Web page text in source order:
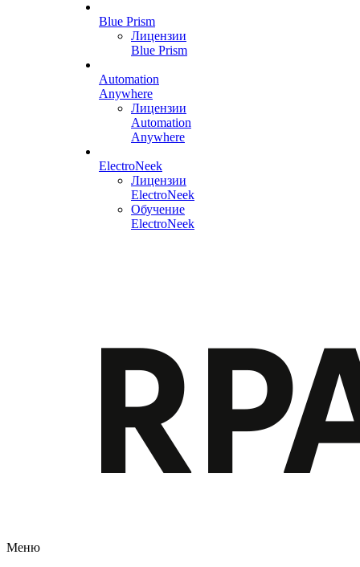
Blue Prism
Лицензии
Blue Prism
Automation
Anywhere
Лицензии
Automation
Anywhere
ElectroNeek
Лицензии
ElectroNeek
Обучение
ElectroNeek
Меню